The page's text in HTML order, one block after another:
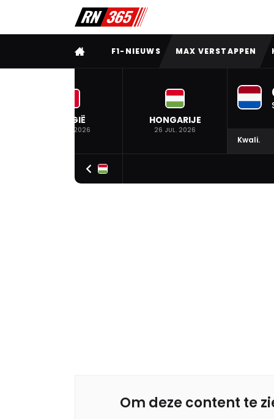
VOLLEDIG MENU
F1-NIEUWS MAX VERSTAPPEN
BELGIË
19 JUL. 2026
HONGARIJE
26 JUL. 2026
Kwali.
Om deze content te